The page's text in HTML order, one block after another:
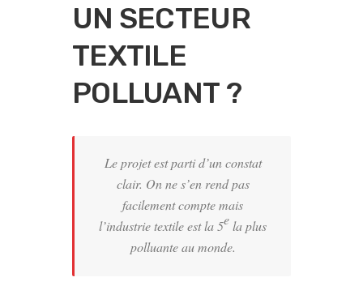
UN SECTEUR
TEXTILE
POLLUANT ?
Le projet est parti d’un constat
clair. On ne s’en rend pas
facilement compte mais
l’industrie textile est la 5ela plus
polluante au monde.